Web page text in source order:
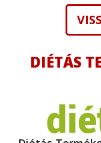
DIÉTÁS